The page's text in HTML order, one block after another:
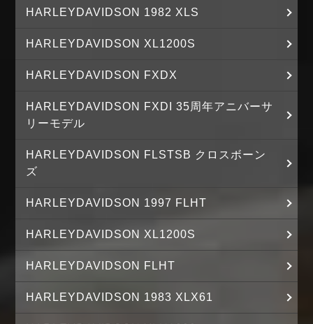
HARLEYDAVIDSON 1982 XLS
HARLEYDAVIDSON XL1200S
HARLEYDAVIDSON FXDX
HARLEYDAVIDSON FXDI 35周年アニバーサ
リーモデル
HARLEYDAVIDSON FLSTSB クロスボーン
ズ
HARLEYDAVIDSON 1997 FLHT
HARLEYDAVIDSON XL1200S
HARLEYDAVIDSON FLHT
HARLEYDAVIDSON 1983 XLX61